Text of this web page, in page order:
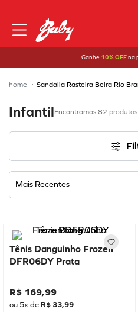
Ganhe 10% OFFna
Sandalia Rasteira Beira Rio
Infantil 82 produtos
Mais Recentes
Tênis Danguinho Frozen
DFR06DY Prata
R$ 169,99
ou 5x de R$ 33,99